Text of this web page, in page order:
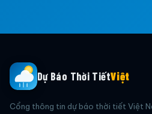
Dự Báo Thời TiếtViệt
Cổng thông tin dự báo thời tiết Việt